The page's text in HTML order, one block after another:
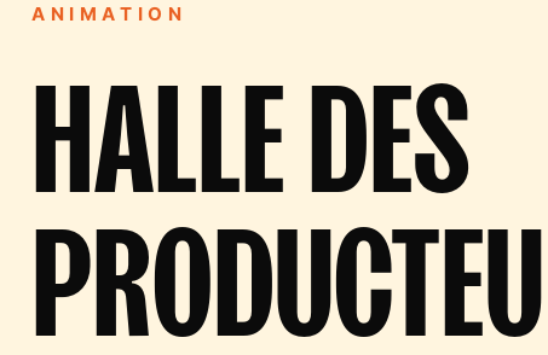
ANIMATION
HALLE DES